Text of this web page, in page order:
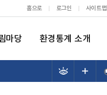
홈으로 로그인 사이트맵
마당 환경통계 소개